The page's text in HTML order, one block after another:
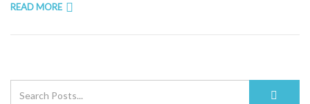
READ MORE